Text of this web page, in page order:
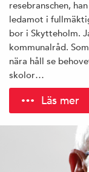
resebranschen,
ledamot i
bor i Skytteholm.
kommunalråd.
nära håll se
skolor…
Läs mer